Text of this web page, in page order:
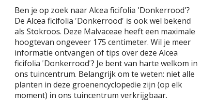
Ben je op zoek naar Alcea ficifolia 'Donkerrood'?
De Alcea ficifolia 'Donkerrood' is ook wel bekend
als Stokroos. Deze Malvaceae heeft een maximale
hoogtevan ongeveer 175 centimeter. Wil je meer
informatie ontvangen of tips over deze Alcea
ficifolia 'Donkerrood'? Je bent van harte welkom in
ons tuincentrum. Belangrijk om te weten: niet alle
planten in deze groenencyclopedie zijn (op elk
moment) in ons tuincentrum verkrijgbaar.